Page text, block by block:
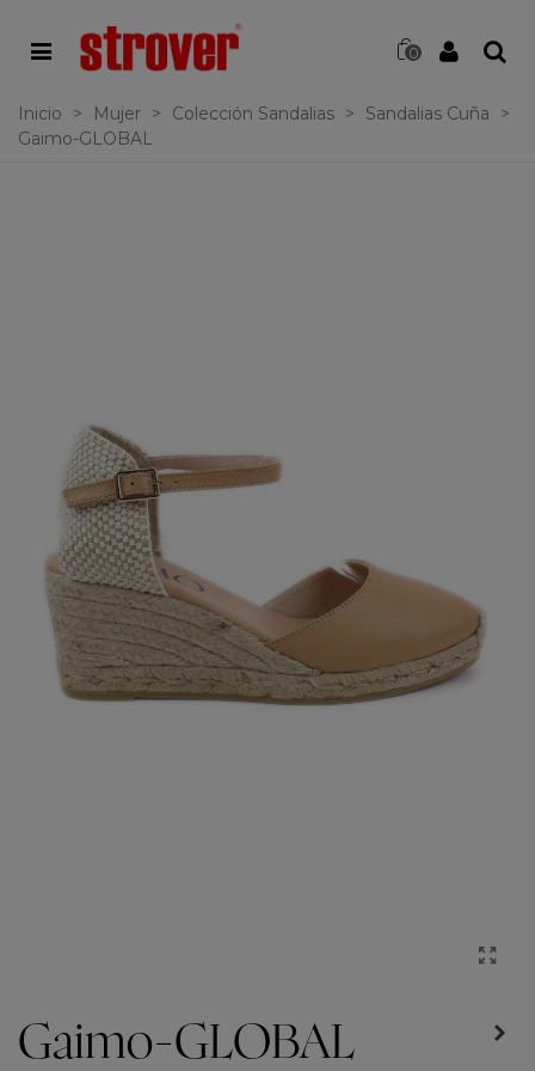
0
Inicio > Mujer > Colección Sandalias > Sandalias Cuña
>
Gaimo-GLOBAL
Gaimo-GLOBAL